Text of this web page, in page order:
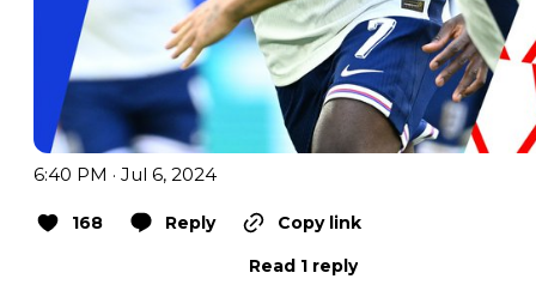
6:40 PM · Jul 6, 2024
168 Reply
Copy link
Read 1 reply